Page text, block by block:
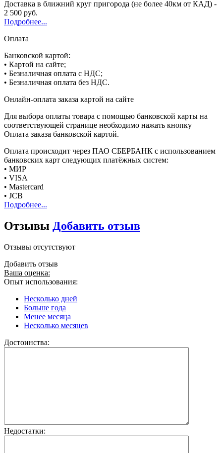
Доставка в ближний круг пригорода (не более 40км от КАД) -
2 500 руб.
Подробнее...
Оплата
Банковской картой:
• Картой на сайте;
• Безналичная оплата с НДС;
• Безналичная оплата без НДС.
Онлайн-оплата заказа картой на сайте
Для выбора оплаты товара с помощью банковской карты на
соответствующей странице необходимо нажать кнопку
Оплата заказа банковской картой.
Оплата происходит через ПАО СБЕРБАНК с использованием
банковских карт следующих платёжных систем:
• МИР
• VISA
• Mastercard
• JCB
Подробнее...
Отзывы Добавить отзыв
Отзывы отсутствуют
Добавить отзыв
Ваша оценка:
Опыт использования:
Несколько дней
Больше года
Менее месяца
Несколько месяцев
Достоинства:
Недостатки: